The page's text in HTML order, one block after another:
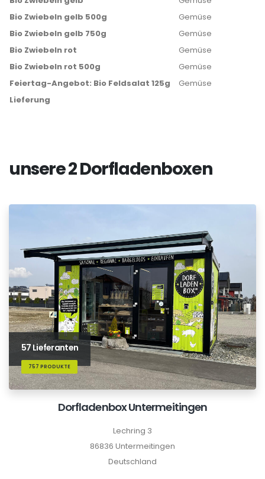
Bio Zwiebeln gelb 500g
Gemüse
Bio Zwiebeln gelb 750g
Gemüse
Bio Zwiebeln rot
Gemüse
Bio Zwiebeln rot 500g
Gemüse
Feiertag-Angebot: Bio Feldsalat 125g
Gemüse
Lieferung
unsere 2 Dorfladenboxen
57 Lieferanten
757 PRODUKTE
Dorfladenbox Untermeitingen
Lechring 3
86836 Untermeitingen
Deutschland